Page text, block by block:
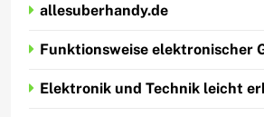
allesuberhandy.de
Funktionsweise elektronischer
Elektronik und Technik leicht